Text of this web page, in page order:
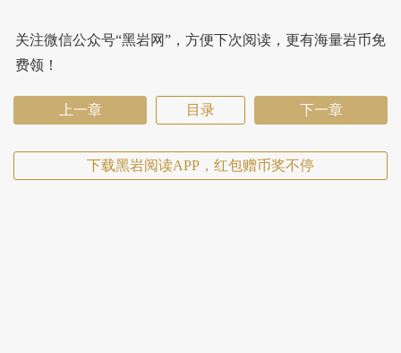
关注微信公众号“黑岩网”，方便下次阅读，更有海量岩币免
费领！
上一章 目录 下一章
下载黑岩阅读APP，红包赠币奖不停